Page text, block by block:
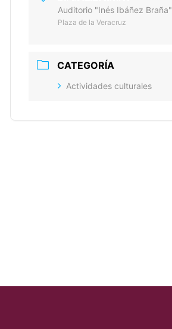
Auditorio "Inés Ibáñez Braña"
Plaza de la Veracruz
CATEGORÍA
Actividades culturales